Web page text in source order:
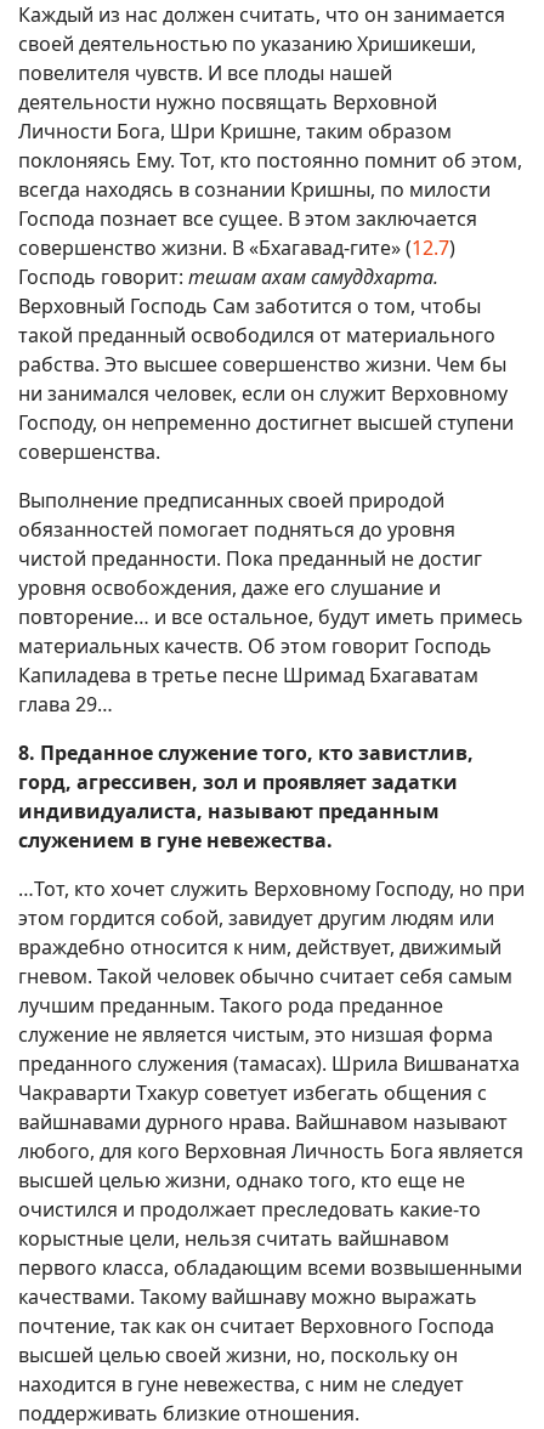
Каждый из нас должен считать, что он занимается
своей деятельностью по указанию Хришикеши,
повелителя чувств. И все плоды нашей
деятельности нужно посвящать Верховной
Личности Бога, Шри Кришне, таким образом
поклоняясь Ему. Тот, кто постоянно помнит об этом,
всегда находясь в сознании Кришны, по милости
Господа познает все сущее. В этом заключается
совершенство жизни. В «Бхагавад-гите» (12.7)
Господь говорит: тешам ахам самуддхарта.
Верховный Господь Сам заботится о том, чтобы
такой преданный освободился от материального
рабства. Это высшее совершенство жизни. Чем бы
ни занимался человек, если он служит Верховному
Господу, он непременно достигнет высшей ступени
совершенства.
Выполнение предписанных своей природой
обязанностей помогает подняться до уровня
чистой преданности. Пока преданный не достиг
уровня освобождения, даже его слушание и
повторение… и все остальное, будут иметь примесь
материальных качеств. Об этом говорит Господь
Капиладева в третье песне Шримад Бхагаватам
глава 29…
8. Преданное служение того, кто завистлив,
горд, агрессивен, зол и проявляет задатки
индивидуалиста, называют преданным
служением в гуне невежества.
…Тот, кто хочет служить Верховному Господу, но при
этом гордится собой, завидует другим людям или
враждебно относится к ним, действует, движимый
гневом. Такой человек обычно считает себя самым
лучшим преданным. Такого рода преданное
служение не является чистым, это низшая форма
преданного служения (тамасах). Шрила Вишванатха
Чакраварти Тхакур советует избегать общения с
вайшнавами дурного нрава. Вайшнавом называют
любого, для кого Верховная Личность Бога является
высшей целью жизни, однако того, кто еще не
очистился и продолжает преследовать какие-то
корыстные цели, нельзя считать вайшнавом
первого класса, обладающим всеми возвышенными
качествами. Такому вайшнаву можно выражать
почтение, так как он считает Верховного Господа
высшей целью своей жизни, но, поскольку он
находится в гуне невежества, с ним не следует
поддерживать близкие отношения.